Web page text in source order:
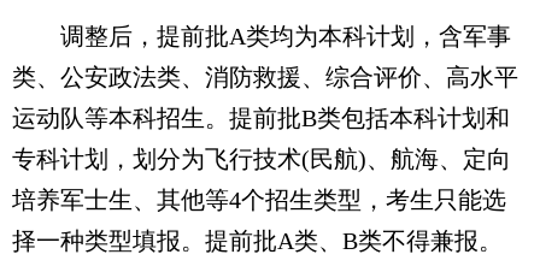
调整后，提前批A类均为本科计划，含军事
类、公安政法类、消防救援、综合评价、高水平
运动队等本科招生。提前批B类包括本科计划和
专科计划，划分为飞行技术(民航)、航海、定向
培养军士生、其他等4个招生类型，考生只能选
择一种类型填报。提前批A类、B类不得兼报。